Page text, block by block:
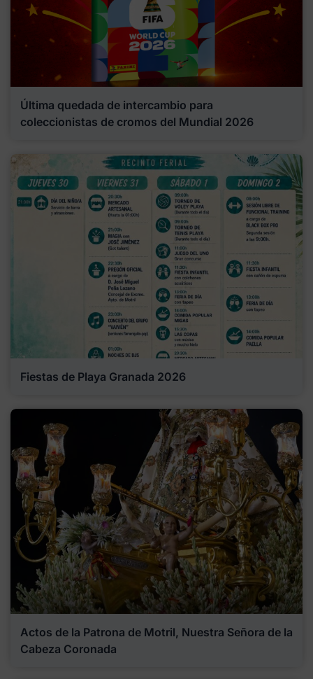
Última quedada de intercambio para
coleccionistas de cromos del Mundial 2026
Fiestas de Playa Granada 2026
Actos de la Patrona de Motril, Nuestra Señora de la
Cabeza Coronada